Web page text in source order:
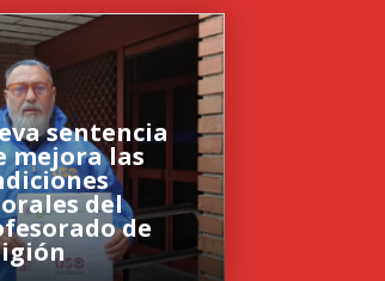
sentencia
mejora las
del
de